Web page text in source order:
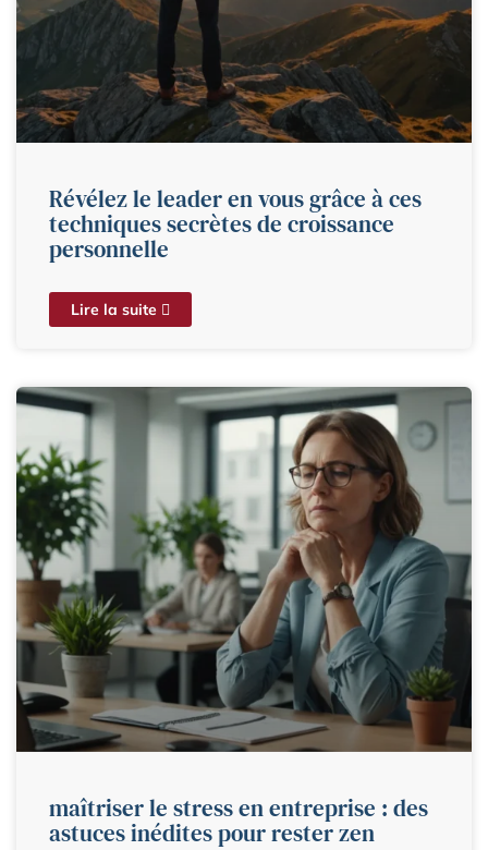
Révélez le leader en vous grâce à ces
techniques secrètes de croissance
personnelle
Lire la suite
maîtriser le stress en entreprise : des
astuces inédites pour rester zen